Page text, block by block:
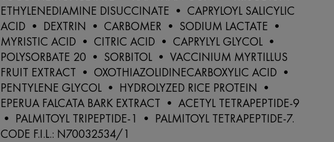
ETHYLENEDIAMINE DISUCCINATE • CAPRYLOYL SALICYLIC
ACID • DEXTRIN • CARBOMER • SODIUM LACTATE •
MYRISTIC ACID • CITRIC ACID • CAPRYLYL GLYCOL •
POLYSORBATE 20 • SORBITOL • VACCINIUM MYRTILLUS
FRUIT EXTRACT • OXOTHIAZOLIDINECARBOXYLIC ACID •
PENTYLENE GLYCOL • HYDROLYZED RICE PROTEIN •
EPERUA FALCATA BARK EXTRACT • ACETYL TETRAPEPTIDE-9
• PALMITOYL TRIPEPTIDE-1 • PALMITOYL TETRAPEPTIDE-7.
CODE F.I.L.: N70032534/1